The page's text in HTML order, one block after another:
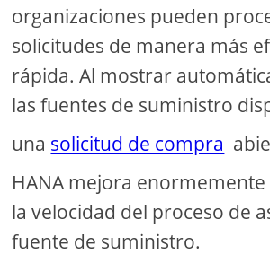
organizaciones pueden
solicitudes de manera más
rápida. Al mostrar
las fuentes de suministro
una solicitud de compra
HANA mejora enormemente
la velocidad del proceso de
fuente de suministro.